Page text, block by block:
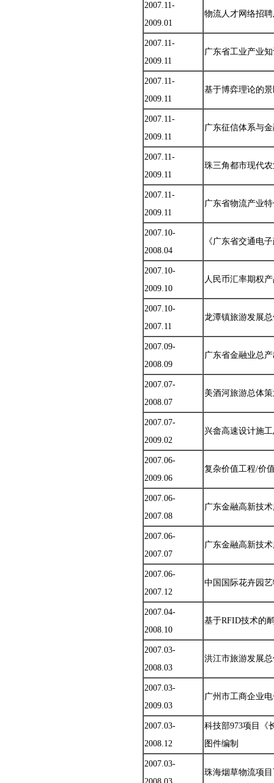
2007.11-
2009.01
物流人才网络招
2007.11-
2009.11
广东省工业产业
2007.11-
2009.11
基于博弈理论的
2007.11-
2009.11
广东征信体系与
2007.11-
2009.11
珠三角都市现代
2007.11-
2009.11
广东省物流产业
2007.10-
2008.04
《广东省交通电
2007.10-
2009.10
人民币汇率期权
2007.10-
2007.11
龙潭镇旅游发展
2007.09-
2008.09
广东省金融业总
2007.07-
2008.07
美酒河旅游总体
2007.07-
2009.02
兴畲高速设计施
2007.06-
2009.06
复杂价值工程/价
2007.06-
2007.08
广东金融高新技
2007.06-
2007.07
广东金融高新技
2007.06-
2007.12
中国国际花卉园
2007.04-
2008.10
基于RFID技术的
2007.03-
2008.03
洪江市旅游发展
2007.03-
2009.03
广州市工商企业
2007.03-
2008.12
科技部973项目《
图件编制
2007.03-
珠海烟草物流项